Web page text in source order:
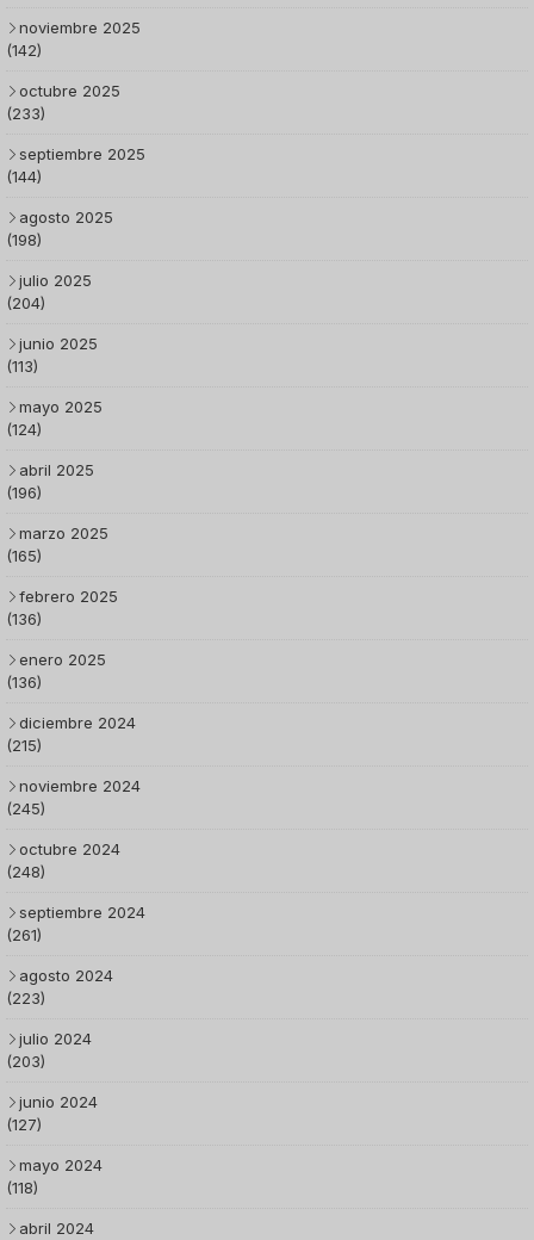
noviembre 2025
(142)
octubre 2025
(233)
septiembre 2025
(144)
agosto 2025
(198)
julio 2025
(204)
junio 2025
(113)
mayo 2025
(124)
abril 2025
(196)
marzo 2025
(165)
febrero 2025
(136)
enero 2025
(136)
diciembre 2024
(215)
noviembre 2024
(245)
octubre 2024
(248)
septiembre 2024
(261)
agosto 2024
(223)
julio 2024
(203)
junio 2024
(127)
mayo 2024
(118)
abril 2024